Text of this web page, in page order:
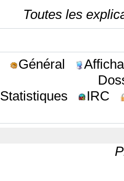
Toutes les
Général
Statistiques
IRC